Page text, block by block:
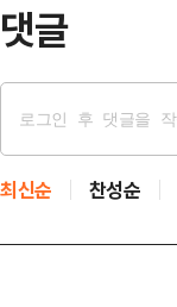
댓글
최신순 찬성순